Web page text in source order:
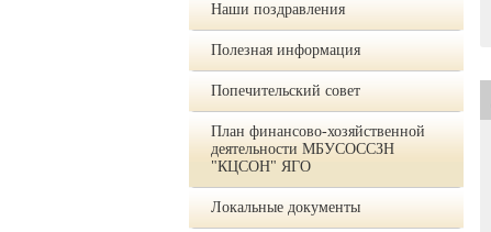
Наши поздравления
Полезная информация
Попечительский совет
План финансово-хозяйственной
деятельности МБУСОССЗН
"КЦСОН" ЯГО
Локальные документы